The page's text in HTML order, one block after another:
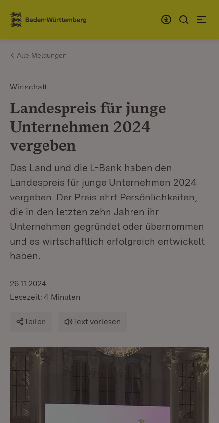
Zum Inhalt springen
Link zur Startseite
Alle Meldungen
Wirtschaft
Landespreis für junge
Unternehmen 2024
vergeben
Das Land und die L-Bank haben den
Landespreis für junge Unternehmen 2024
vergeben. Der Preis ehrt Persönlichkeiten,
die in den letzten zehn Jahren ihr
Unternehmen gegründet oder übernommen
und es wirtschaftlich erfolgreich entwickelt
haben.
26.11.2024
Lesezeit: 4 Minuten
Teilen Text vorlesen